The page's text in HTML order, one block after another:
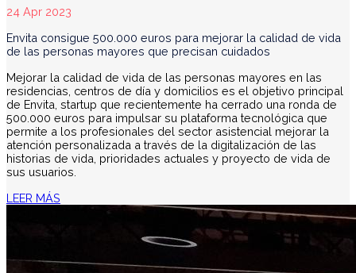
24 Apr 2023
Envita consigue 500.000 euros para mejorar la calidad de vida
de las personas mayores que precisan cuidados
Mejorar la calidad de vida de las personas mayores en las
residencias, centros de día y domicilios es el objetivo principal
de Envita, startup que recientemente ha cerrado una ronda de
500.000 euros para impulsar su plataforma tecnológica que
permite a los profesionales del sector asistencial mejorar la
atención personalizada a través de la digitalización de las
historias de vida, prioridades actuales y proyecto de vida de
sus usuarios.
LEER MÁS